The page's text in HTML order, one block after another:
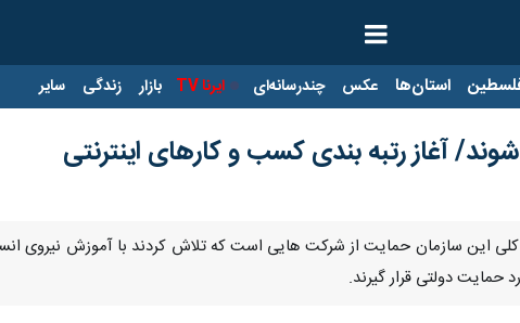
استان‌ها عکس چندرسانه‌ای ایرنا TV بازار زندگی سایر
آغاز رتبه بندی کسب و کارهای اینترنتی
سازمان حمایت از شرکت هایی است که تلاش کردند با آموزش نیروی
حمایت دولتی قرار گیرند.